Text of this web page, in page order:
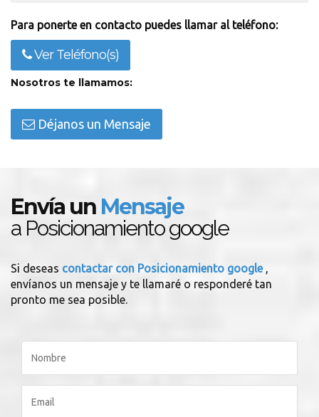
Para ponerte en contacto puedes llamar al teléfono:
Ver Teléfono(s)
Nosotros te llamamos:
Déjanos un Mensaje
Envía un Mensaje
a Posicionamiento google
Si deseas contactar con Posicionamiento google ,
envíanos un mensaje y te llamaré o responderé tan
pronto me sea posible.